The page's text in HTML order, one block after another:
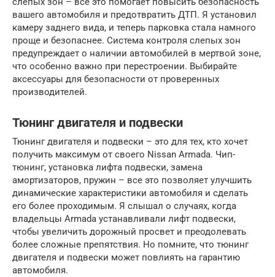
вашего автомобиля и предотвратить ДТП. Я установил
камеру заднего вида, и теперь парковка стала намного
проще и безопаснее. Система контроля слепых зон
предупреждает о наличии автомобилей в мертвой зоне,
что особенно важно при перестроении. Выбирайте
аксессуары для безопасности от проверенных
производителей.
Тюнинг двигателя и подвески
Тюнинг двигателя и подвески – это для тех, кто хочет
получить максимум от своего Nissan Armada. Чип-
тюнинг, установка лифта подвески, замена
амортизаторов, пружин – все это позволяет улучшить
динамические характеристики автомобиля и сделать
его более проходимым. Я слышал о случаях, когда
владельцы Armada устанавливали лифт подвески,
чтобы увеличить дорожный просвет и преодолевать
более сложные препятствия. Но помните, что тюнинг
двигателя и подвески может повлиять на гарантию
автомобиля.